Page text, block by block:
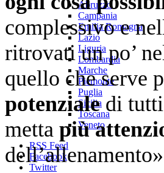
Abruzzo
Campania
Emilia Romagna
Lazio
Liguria
Lombardia
Marche
Piemonte
Puglia
Sicilia
Toscana
Veneto
RSS Feed
Facebook
Twitter
complessivo e
ritrovati un po’
quello che serve
potenzialedi tutti
metta più